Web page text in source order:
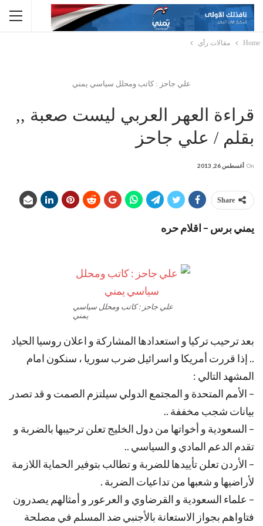
Home مقالات رأي
علي جاحز : كاتب ومحلل سياسي يمني
قراءة العهر العربي ليست صعبة ,,
بقلم / علي جاحز
On أغسطس 26, 2013
Share
يمني برس – اقلام حره
علي جاحز : كاتب ومحلل سياسي
يمني
بعد ترحيب تركيا و استعدادها المشاركة و اعلان روسيا الحياد
.. إذا قررت أمريكا و اسرائيل ضرب سوريا ، سنكون امام
المشهد التالي :
– الأمم المتحدة و المجتمع الدولي سيلتزم الصمت و قد تصدر
بيانات شجب مخففة ..
– السعودية و أخواتها من دول الخليج تعلن ترحيبها بالضربة و
تقدم الدعم المادي و السياسي ..
– الأردن تعلن تأييدها للضربة و تطالب بتوفير الحماية اللازمة
لأراضيها و شعبها من تداعيات الضربة .
– علماء السعودية و القرضاوي و العرعور و أمثالهم يصدرون
فتاواهم بجواز الاستعانة بالأجنبي ضد المسلم في مصلحة